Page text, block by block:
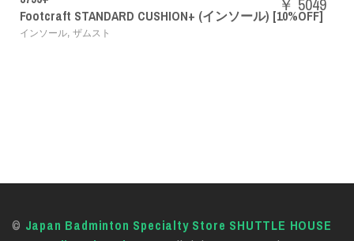
(インソール) [10%OFF]
パワークッションエ
© Japan Badminton Specialty Store SHUTTLE HOUSE